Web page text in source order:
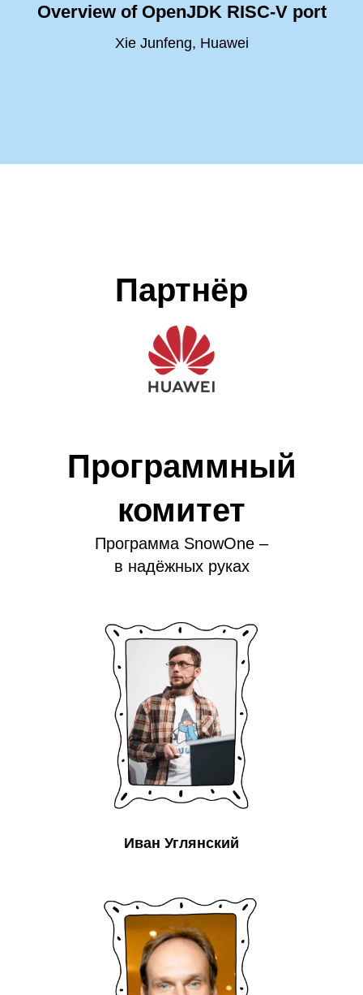
Overview of OpenJDK RISC-V port
Xie Junfeng, Huawei
Партнёр
SnowOne
Программный
комитет
Программа SnowOne –
в надёжных руках
Иван Углянский